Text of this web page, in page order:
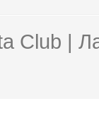
Club |